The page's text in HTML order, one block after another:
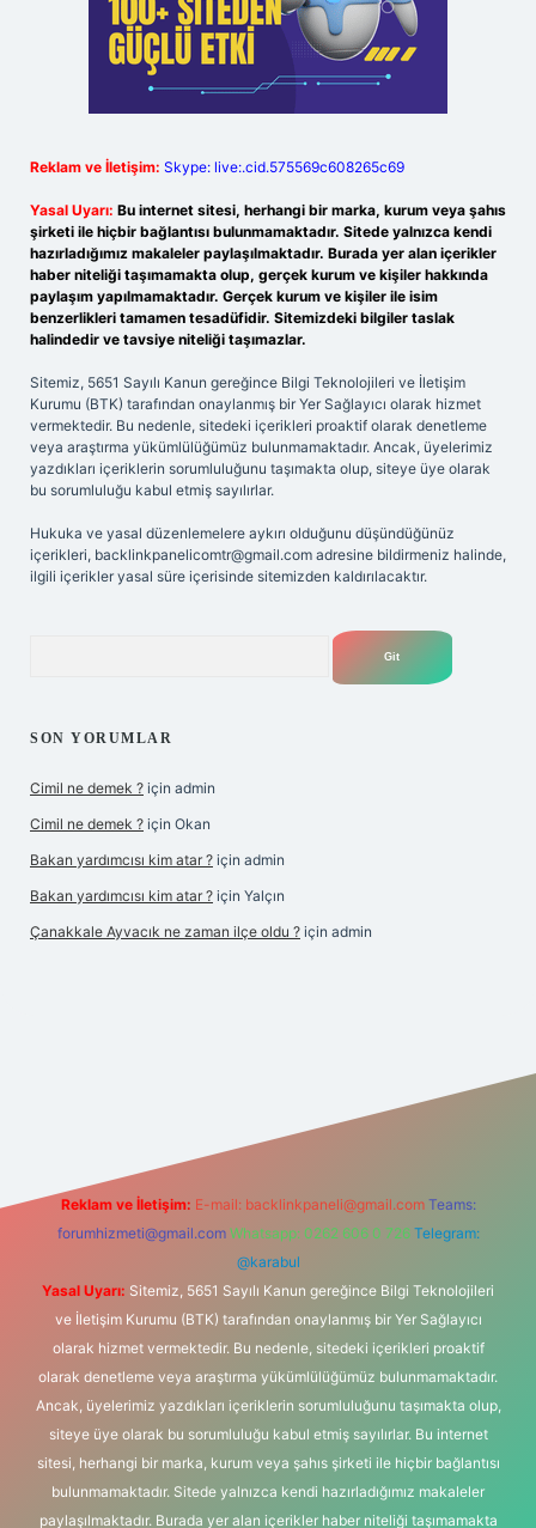
Reklam ve İletişim: Skype: live:.cid.575569c608265c69
Yasal Uyarı: Bu internet sitesi, herhangi bir marka, kurum veya şahıs
şirketi ile hiçbir bağlantısı bulunmamaktadır. Sitede yalnızca kendi
hazırladığımız makaleler paylaşılmaktadır. Burada yer alan içerikler
haber niteliği taşımamakta olup, gerçek kurum ve kişiler hakkında
paylaşım yapılmamaktadır. Gerçek kurum ve kişiler ile isim
benzerlikleri tamamen tesadüfidir. Sitemizdeki bilgiler taslak
halindedir ve tavsiye niteliği taşımazlar.
Sitemiz, 5651 Sayılı Kanun gereğince Bilgi Teknolojileri ve İletişim
Kurumu (BTK) tarafından onaylanmış bir Yer Sağlayıcı olarak hizmet
vermektedir. Bu nedenle, sitedeki içerikleri proaktif olarak denetleme
veya araştırma yükümlülüğümüz bulunmamaktadır. Ancak, üyelerimiz
yazdıkları içeriklerin sorumluluğunu taşımakta olup, siteye üye olarak
bu sorumluluğu kabul etmiş sayılırlar.
Hukuka ve yasal düzenlemelere aykırı olduğunu düşündüğünüz
içerikleri, backlinkpanelicomtr@gmail.com adresine bildirmeniz halinde,
ilgili içerikler yasal süre içerisinde sitemizden kaldırılacaktır.
SON YORUMLAR
Cimil ne demek ? için admin
Cimil ne demek ? için Okan
Bakan yardımcısı kim atar ? için admin
Bakan yardımcısı kim atar ? için Yalçın
Çanakkale Ayvacık ne zaman ilçe oldu ? için admin
Reklam ve İletişim: E-mail: backlinkpaneli@gmail.com Teams:
forumhizmeti@gmail.com Whatsapp: 0262 606 0 726 Telegram:
@karabul
Yasal Uyarı: Sitemiz, 5651 Sayılı Kanun gereğince Bilgi Teknolojileri
ve İletişim Kurumu (BTK) tarafından onaylanmış bir Yer Sağlayıcı
olarak hizmet vermektedir. Bu nedenle, sitedeki içerikleri proaktif
olarak denetleme veya araştırma yükümlülüğümüz bulunmamaktadır.
Ancak, üyelerimiz yazdıkları içeriklerin sorumluluğunu taşımakta olup,
siteye üye olarak bu sorumluluğu kabul etmiş sayılırlar. Bu internet
sitesi, herhangi bir marka, kurum veya şahıs şirketi ile hiçbir bağlantısı
bulunmamaktadır. Sitede yalnızca kendi hazırladığımız makaleler
paylaşılmaktadır. Burada yer alan içerikler haber niteliği taşımamakta